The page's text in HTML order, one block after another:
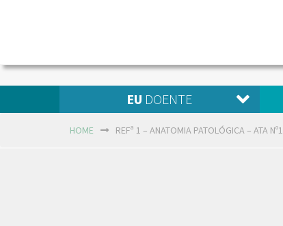
EU DOENTE
HOME REFª 1 – ANATOMIA PATOLÓGICA – ATA Nº1